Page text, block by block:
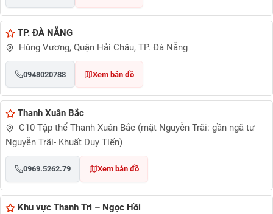
TP. ĐÀ NẴNG
Hùng Vương, Quận Hải Châu, TP. Đà Nẵng
0948020788 Xem bản đồ
Thanh Xuân Bắc
C10 Tập thể Thanh Xuân Bắc (mặt Nguyễn Trãi: gần ngã tư
Nguyễn Trãi- Khuất Duy Tiến)
0969.5262.79 Xem bản đồ
Khu vực Thanh Trì – Ngọc Hồi